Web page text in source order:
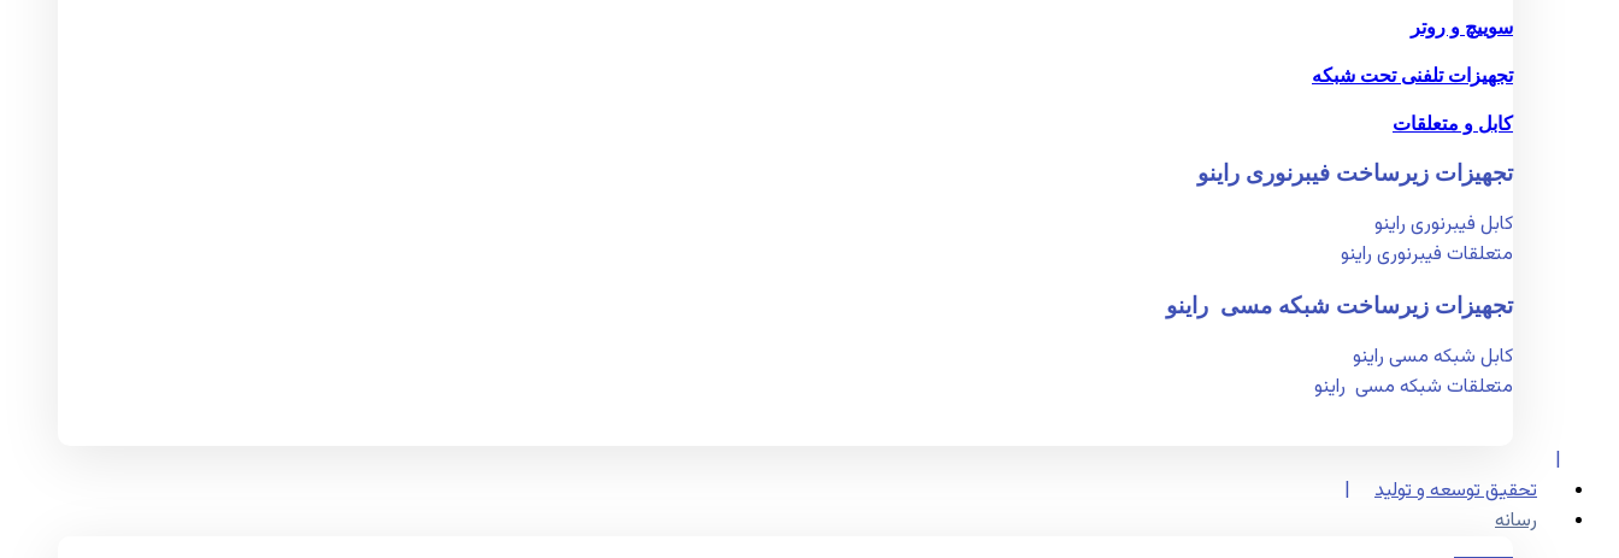
سوییچ و روتر
تجهیزات تلفنی تحت شبکه
کابل و متعلقات
تجهیزات زیر‌ساخت فیبر‌نوری راینو
کابل فیبر‌نوری راینو
متعلقات فیبر‌نوری راینو
تجهیزات زیر‌ساخت شبکه مسی راینو
کابل شبکه مسی راینو
متعلقات شبکه مسی راینو
تحقیق توسعه و تولید
رسانه